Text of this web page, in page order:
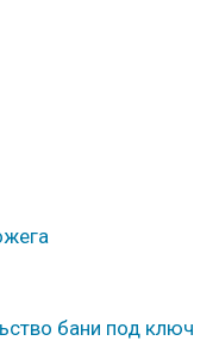
бани под ключ